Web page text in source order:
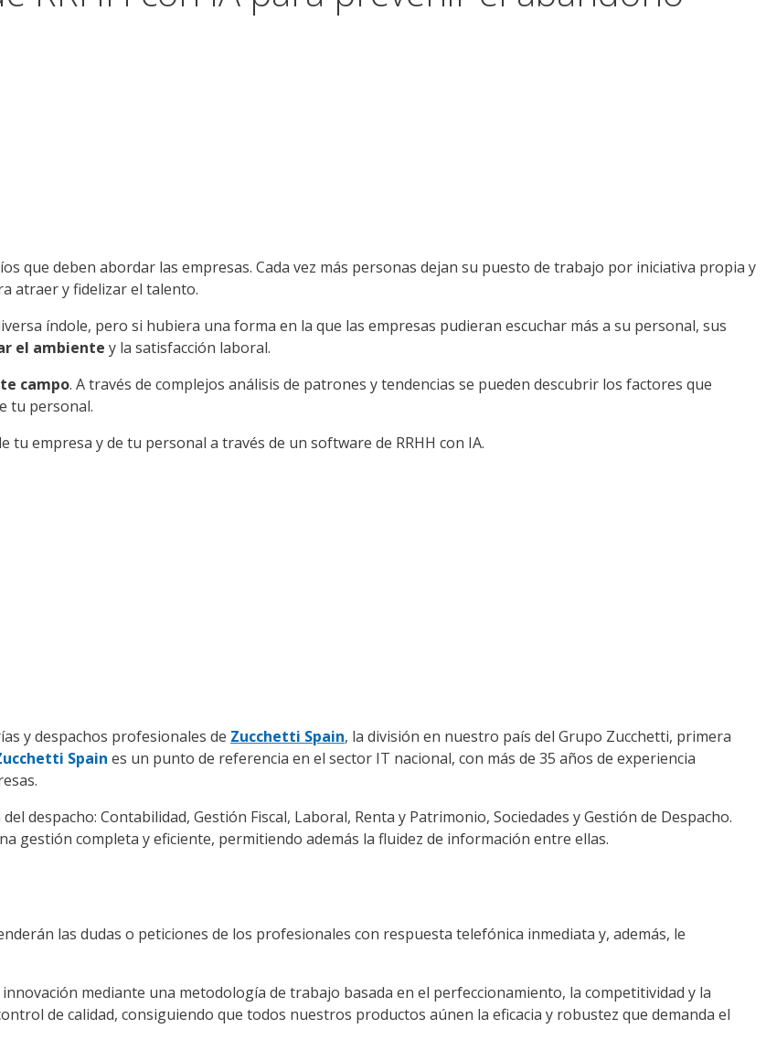
que deben abordar las empresas. Cada vez más personas dejan su puesto de trabajo por iniciativa propia y
atraer y fidelizar el talento.
índole, pero si hubiera una forma en la que las empresas pudieran escuchar más a su personal, sus
el ambiente y la satisfacción laboral.
campo. A través de complejos análisis de patrones y tendencias se pueden descubrir los factores que
tu personal.
empresa y de tu personal a través de un software de RRHH con IA.
y despachos profesionales de Zucchetti Spain, la división en nuestro país del Grupo Zucchetti, primera
Spain es un punto de referencia en el sector IT nacional, con más de 35 años de experiencia
despacho: Contabilidad, Gestión Fiscal, Laboral, Renta y Patrimonio, Sociedades y Gestión de Despacho.
gestión completa y eficiente, permitiendo además la fluidez de información entre ellas.
las dudas o peticiones de los profesionales con respuesta telefónica inmediata y, además, le
mediante una metodología de trabajo basada en el perfeccionamiento, la competitividad y la
de calidad, consiguiendo que todos nuestros productos aúnen la eficacia y robustez que demanda el